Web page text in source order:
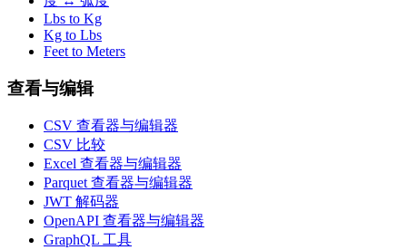
Lbs to Kg
Kg to Lbs
Feet to Meters
查看与编辑
CSV 查看器与编辑器
CSV 比较
Excel 查看器与编辑器
Parquet 查看器与编辑器
JWT 解码器
OpenAPI 查看器与编辑器
GraphQL 工具